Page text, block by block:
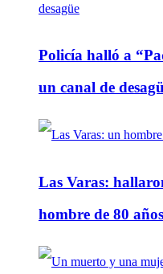
Policía halló a
un canal de
Las Varas:
hombre de 80 años